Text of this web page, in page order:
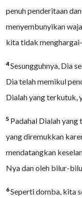
penuh penderitaan
menyembunyikan
kita tidak
4Sesungguhnya, Dia
Dia telah memikul
Dialah yang terkutuk,
5 Padahal Dialah
yang diremukkan
mendatangkan
Nya dan oleh bilur-
6Seperti domba, kita